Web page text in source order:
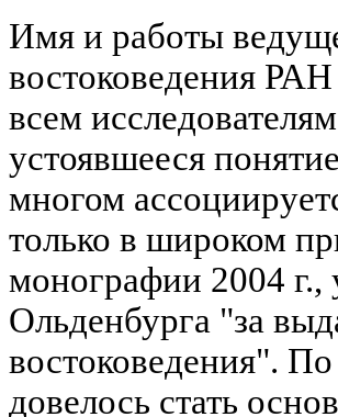
Имя и работы
востоковедения
всем
устоявшееся
многом
только в широком
монографии 2004
Ольденбурга "за
востоковедения".
довелось стать